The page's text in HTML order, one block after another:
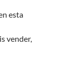
esta
vender,